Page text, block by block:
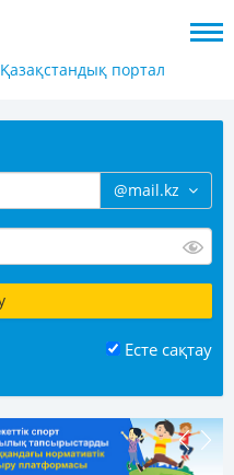
Қазақстандық портал
@mail.kz
Есте сақтау